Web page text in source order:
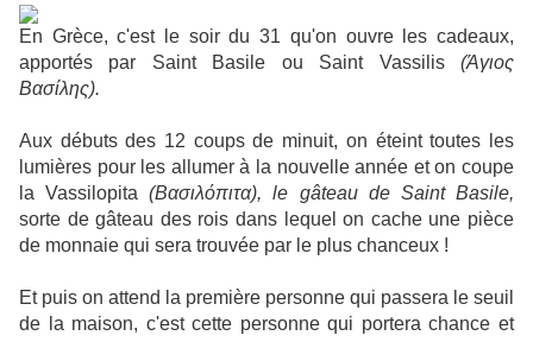
En Grèce, c'est le soir du 31 qu'on ouvre les cadeaux,
apportés par Saint Basile ou Saint Vassilis (Άγιος
Βασίλης).
Aux débuts des 12 coups de minuit, on éteint toutes les
lumières pour les allumer à la nouvelle année et on coupe
la Vassilopita(Βασιλόπιτα), le gâteau de Saint Basile,
sorte de gâteau des rois dans lequel on cache une pièce
de monnaie qui sera trouvée par le plus chanceux !
Et puis on attend la première personne qui passera le seuil
de la maison, c'est cette personne qui portera chance et